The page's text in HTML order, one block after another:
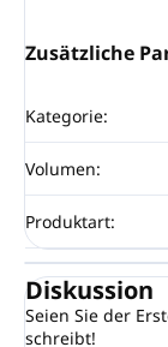
Zusätzliche
Kategorie:
Volumen:
Produktart:
Diskussion
Seien Sie der
schreibt!